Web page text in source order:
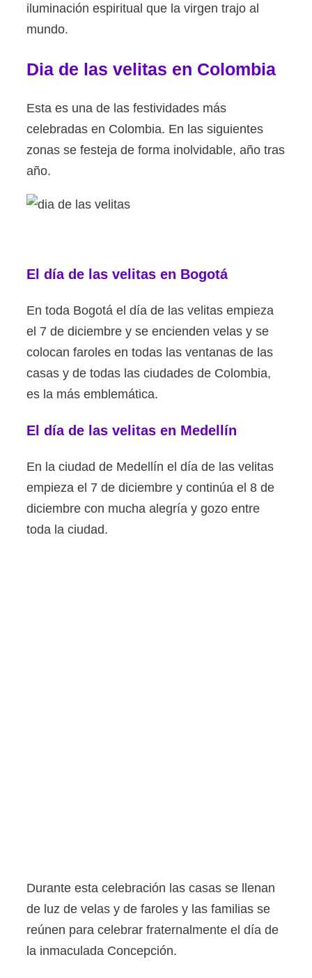
iluminación espiritual que la virgen trajo al
mundo.
Dia de las velitas en Colombia
Esta es una de las festividades más
celebradas en Colombia. En las siguientes
zonas se festeja de forma inolvidable, año tras
año.
El día de las velitas en Bogotá
En toda Bogotá el día de las velitas empieza
el 7 de diciembre y se encienden velas y se
colocan faroles en todas las ventanas de las
casas y de todas las ciudades de Colombia,
es la más emblemática.
El día de las velitas en Medellín
En la ciudad de Medellín el día de las velitas
empieza el 7 de diciembre y continúa el 8 de
diciembre con mucha alegría y gozo entre
toda la ciudad.
Durante esta celebración las casas se llenan
de luz de velas y de faroles y las familias se
reúnen para celebrar fraternalmente el día de
la inmaculada Concepción.